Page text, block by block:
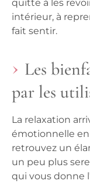
quitte à les
intérieur, à
fait sentir.
Les
par les
La relaxation
émotionnelle
retrouvez un
un peu plus
qui vous donne